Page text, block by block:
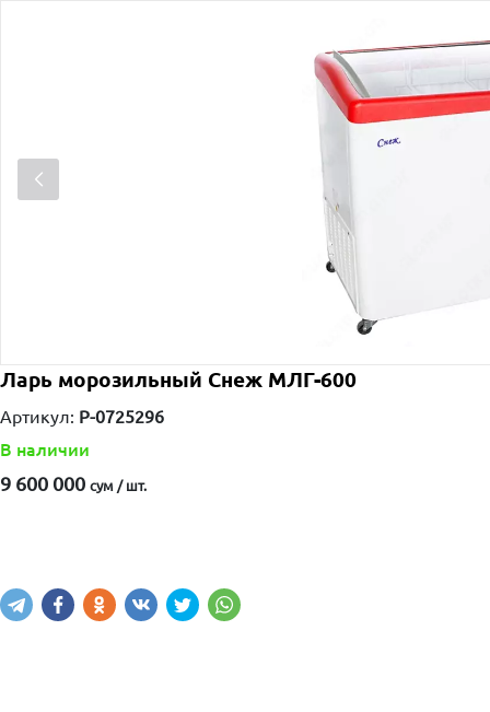
Ларь морозильный Снеж МЛГ-600
Артикул: P-0725296
В наличии
9 600 000 сум / шт.